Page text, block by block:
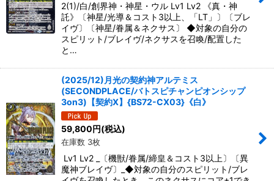
2(1)/白/創界神・神星・ウル Lv1 Lv2 《真・神
託》〔神星/光導＆コスト3以上、「LT」〕〔ブレ
イヴ〕〔神星/眷属＆ネクサス〕 ◆対象の自分の
スピリット/ブレイヴ/ネクサスを召喚/配置した
と…
(2025/12)月光の契約神アルテミス
(SECONDPLACE/バトスピチャンピオンシップ
3on3)【契約X】{BS72-CX03}《白》
59,800円(税込)
在庫数 3枚
Lv1 Lv2 _〔機獣/眷属/締皇＆コスト3以上〕〔異
魔神ブレイヴ〕_◆対象の自分のスピリット/ブレ